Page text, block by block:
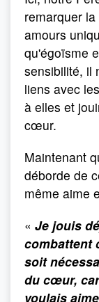
remarquer la
amours
qu'égoïsme
sensibilité, il
liens avec
à elles et
cœur.
Maintenant
déborde de
même aime
« Je jouis
combattent
soit
du cœur,
voulais